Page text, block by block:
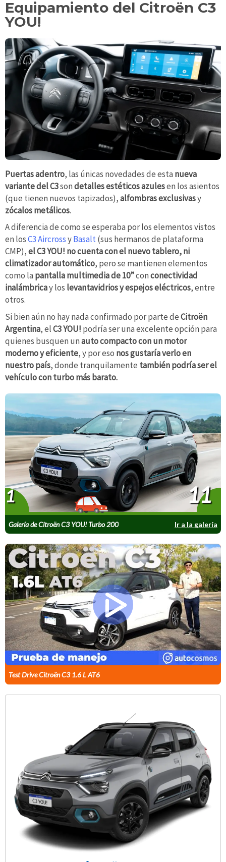
Equipamiento del Citroën C3
YOU!
Puertas adentro, las únicas novedades de esta nueva
variante del C3sondetalles estéticos azulesen los asientos
(que tienen nuevos tapizados),alfombras exclusivasy
zócalos metálicos.
A diferencia de como se esperaba por los elementos vistos
en losC3 AircrossyBasalt(sus hermanos de plataforma
CMP),el C3 YOU! no cuenta con el nuevo tablero, ni
climatizador automático, pero se mantienen elementos
como la pantalla multimedia de 10”conconectividad
inalámbricay los levantavidrios y espejos eléctricos, entre
otros.
Si bien aún no hay nada confirmado por parte deCitroën
Argentina, elC3 YOU! podría ser una excelente opción para
quienes busquen unauto compacto con un motor
moderno y eficiente, y por eso nos gustaría verlo en
nuestro país, donde tranquilamente también podría ser el
vehículo con turbo más barato.
Galería de Citroën C3 YOU! Turbo 200 Ir a la galería
1 11
Test Drive Citroën C3 1.6 L AT6